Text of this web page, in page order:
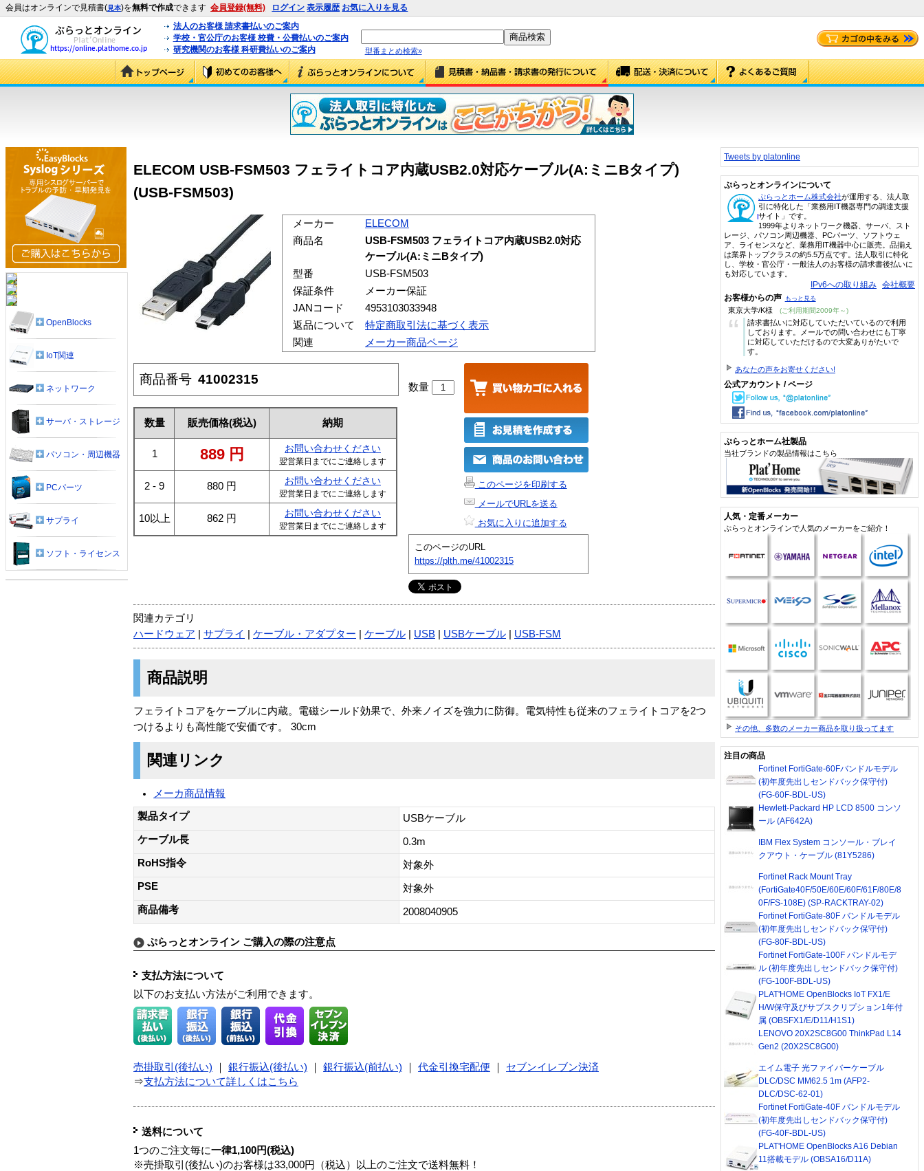
会員はオンラインで見積書(見本)を無料で作成できます 会員登録(無料) ログイン 表示履歴 お気に入りを見る
法人のお客様 請求書払いのご案内
学校・官公庁のお客様 校費・公費払いのご案内
研究機関のお客様 科研費払いのご案内
型番まとめ検索»
ELECOM USB-FSM503 フェライトコア内蔵USB2.0対応ケーブル(A:ミニBタイプ)
(USB-FSM503)
メーカー
ELECOM
商品名
USB-FSM503 フェライトコア内蔵USB2.0対応
ケーブル(A:ミニBタイプ)
型番
USB-FSM503
保証条件
メーカー保証
JANコード
4953103033948
返品について
特定商取引法に基づく表示
関連
メーカー商品ページ
商品番号 41002315
数量 販売価格(税込) 納期
1 889 円 お問い合わせください
翌営業日までにご連絡します
2 - 9 880 円 お問い合わせください
翌営業日までにご連絡します
10以上 862 円 お問い合わせください
翌営業日までにご連絡します
数量
このページを印刷する
メールでURLを送る
お気に入りに追加する
このページのURL
https://plth.me/41002315
関連カテゴリ
ハードウェア
サプライ ケーブル・アダプター ケーブル USB USBケーブル USB-FSM
商品説明
フェライトコアをケーブルに内蔵。電磁シールド効果で、外来ノイズを強力に防御。電気特性も従来のフェライトコアを2つ
つけるよりも高性能で安価です。 30cm
関連リンク
メーカ商品情報
製品タイプ
USBケーブル
ケーブル長
0.3m
RoHS指令
対象外
PSE
対象外
商品備考
2008040905
ぷらっとオンライン ご購入の際の注意点
支払方法について
以下のお支払い方法がご利用できます。
売掛取引(後払い) ｜ 銀行振込(後払い) ｜ 銀行振込(前払い) ｜ 代金引換宅配便 ｜ セブンイレブン決済
⇒支払方法について詳しくはこちら
送料について
1つのご注文毎に一律1,100円(税込)
※売掛取引(後払い)のお客様は33,000円（税込）以上のご注文で送料無料！
OpenBlocks
IoT関連
ネットワーク
サーバ・ストレージ
パソコン・周辺機器
PCパーツ
サプライ
ソフト・ライセンス
Tweets by platonline
ぷらっとオンラインについて
ぷらっとホーム株式会社が運用する、法人取
引に特化した「業務用IT機器専門の調達支援
サイト」です。
1999年よりネットワーク機器、サーバ、スト
レージ、パソコン周辺機器、PCパーツ、ソフトウェ
ア、ライセンスなど、業務用IT機器中心に販売。品揃え
は業界トップクラスの約5.5万点です。法人取引に特化
し、学校・官公庁・一般法人のお客様の請求書後払いに
も対応しています。
IPv6への取り組み 会社概要
お客様からの声 もっと見る
東京大学/K様 (ご利用期間2009年～)
“
請求書払いに対応していただいているので利用
しております。メールでの問い合わせにも丁寧
に対応していただけるので大変ありがたいで
す。
あなたの声をお寄せください!
公式アカウント / ページ
ぷらっとホーム社製品
当社ブランドの製品情報はこちら
人気・定番メーカー
ぷらっとオンラインで人気のメーカーをご紹介！
その他、多数のメーカー商品を取り扱ってます
注目の商品
Fortinet FortiGate-60Fバンドルモデル
(初年度先出しセンドバック保守付)
(FG-60F-BDL-US)
Hewlett-Packard HP LCD 8500 コンソ
ール (AF642A)
IBM Flex System コンソール・ブレイ
クアウト・ケーブル (81Y5286)
Fortinet Rack Mount Tray
(FortiGate40F/50E/60E/60F/61F/80E/8
0F/FS-108E) (SP-RACKTRAY-02)
Fortinet FortiGate-80F バンドルモデル
(初年度先出しセンドバック保守付)
(FG-80F-BDL-US)
Fortinet FortiGate-100F バンドルモデ
ル (初年度先出しセンドバック保守付)
(FG-100F-BDL-US)
PLAT'HOME OpenBlocks IoT FX1/E
H/W保守及びサブスクリプション1年付
属 (OBSFX1/E/D11/H1S1)
LENOVO 20X2SC8G00 ThinkPad L14
Gen2 (20X2SC8G00)
エイム電子 光ファイバーケーブル
DLC/DSC MM62.5 1m (AFP2-
DLC/DSC-62-01)
Fortinet FortiGate-40F バンドルモデル
(初年度先出しセンドバック保守付)
(FG-40F-BDL-US)
PLAT'HOME OpenBlocks A16 Debian
11搭載モデル (OBSA16/D11A)